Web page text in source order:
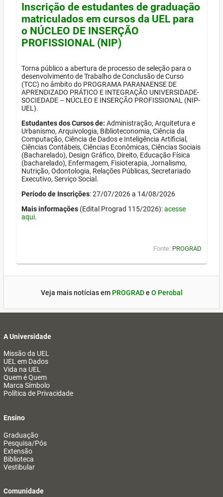
Inscrição de estudantes de graduação
matriculados em cursos da UEL para
o NÚCLEO DE INSERÇÃO
PROFISSIONAL (NIP)
Torna público a abertura de processo de seleção para o
desenvolvimento de Trabalho de Conclusão de Curso
(TCC) no âmbito do PROGRAMA PARANAENSE DE
APRENDIZADO PRÁTICO E INTEGRAÇÃO UNIVERSIDADE-
SOCIEDADE – NÚCLEO E INSERÇÃO PROFISSIONAL (NIP-
UEL).
Estudantes dos Cursos de: Administração, Arquitetura e
Urbanismo, Arquivologia, Biblioteconomia, Ciência da
Computação, Ciência de Dados e Inteligência Artificial,
Ciências Contábeis, Ciências Econômicas, Ciências Sociais
(Bacharelado), Design Gráfico, Direito, Educação Física
(bacharelado), Enfermagem, Fisioterapia, Jornalismo,
Nutrição, Odontologia, Relações Públicas, Secretariado
Executivo, Serviço Social.
Período de Inscrições: 27/07/2026 a 14/08/2026
Mais informações (Edital Prograd 115/2026):acesse
aqui.
Fonte: PROGRAD
Veja mais notícias em PROGRADe O Perobal
A Universidade
Missão da UEL
UEL em Dados
Vida na UEL
Quem é Quem
Marca Símbolo
Política de Privacidade
Ensino
Graduação
Pesquisa/Pós
Extensão
Biblioteca
Vestibular
Comunidade